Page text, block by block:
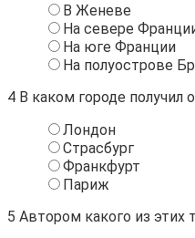
В Женеве
На севере
На юге Франции
На полуострове
4 В каком городе получил
Лондон
Страсбург
Франкфурт
Париж
5 Автором какого из этих